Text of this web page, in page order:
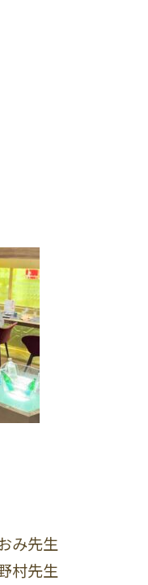
み先生
村先生